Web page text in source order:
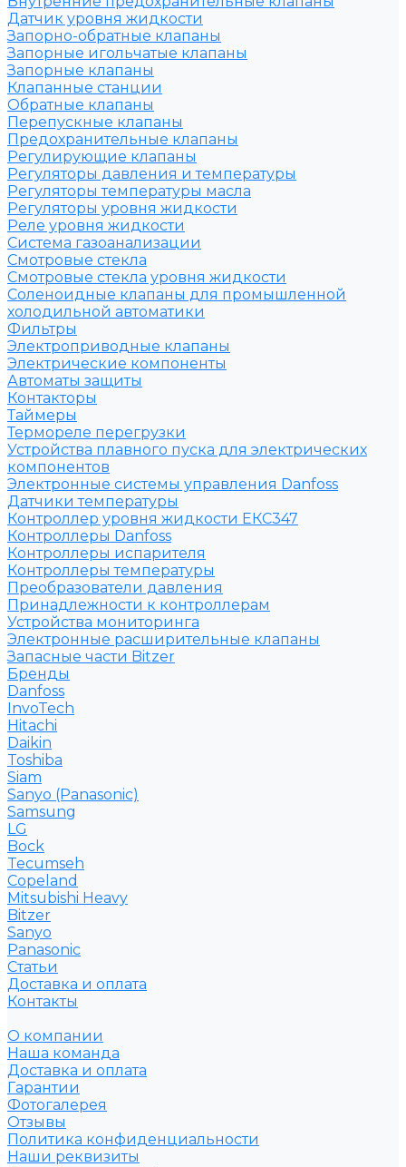
Датчик уровня жидкости
Запорно-обратные клапаны
Запорные игольчатые клапаны
Запорные клапаны
Клапанные станции
Обратные клапаны
Перепускные клапаны
Предохранительные клапаны
Регулирующие клапаны
Регуляторы давления и температуры
Регуляторы температуры масла
Регуляторы уровня жидкости
Реле уровня жидкости
Система газоанализации
Смотровые стекла
Смотровые стекла уровня жидкости
Соленоидные клапаны для промышленной
холодильной автоматики
Фильтры
Электроприводные клапаны
Электрические компоненты
Автоматы защиты
Контакторы
Таймеры
Термореле перегрузки
Устройства плавного пуска для электрических
компонентов
Электронные системы управления Danfoss
Датчики температуры
Контроллер уровня жидкости ЕКС347
Контроллеры Danfoss
Контроллеры испарителя
Контроллеры температуры
Преобразователи давления
Принадлежности к контроллерам
Устройства мониторинга
Электронные расширительные клапаны
Запасные части Bitzer
Бренды
Danfoss
InvoTech
Hitachi
Daikin
Toshiba
Siam
Sanyo (Panasonic)
Samsung
LG
Bock
Tecumseh
Copeland
Mitsubishi Heavy
Bitzer
Sanyo
Рanasonic
Статьи
Доставка и оплата
Контакты
О компании
Наша команда
Доставка и оплата
Гарантии
Фотогалерея
Отзывы
Политика конфиденциальности
Наши реквизиты